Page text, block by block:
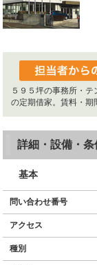
５９５坪の事務所・
の定期借家。賃料・期
詳細・設備・
基本
問い合わせ番号
アクセス
種別